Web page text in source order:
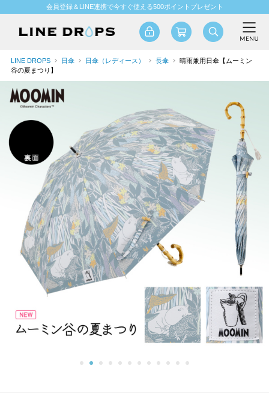
会員登録＆LINE連携で今すぐ使える500ポイントプレゼント
LINE DROPS 日傘 日傘（レディース） 長傘
晴雨兼用日傘【ムーミン
谷の夏まつり】